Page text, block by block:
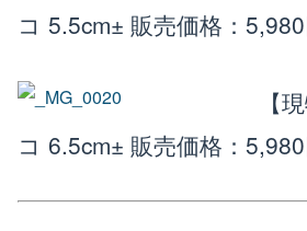
コ 5.5cm± 販売価格：
【
コ 6.5cm± 販売価格：